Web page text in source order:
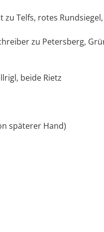
zu Telfs, rotes Rundsiegel,
zu Petersberg,
beide Rietz
späterer Hand)